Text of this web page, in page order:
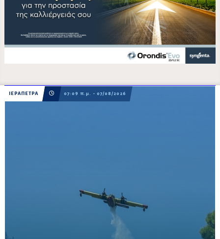
ΙΕΡΑΠΕΤΡΑ 07:09 π.μ. - 07/08/2026